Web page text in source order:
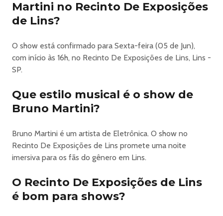
Crianças até 10 anos entrada franca.
Adultos acima de 60 anos entrada franca.
duvidas frequentes, caso ainda você tenha duvida entre
em contato com o SAC da MP Promoções +55 (11) 97266-
4950
https://www.ingresse.com/lins-rodeio-festival
Martini no Recinto De Exposições
de Lins?
O show está confirmado para Sexta-feira (05 de Jun),
com início às 16h, no Recinto De Exposições de Lins, Lins -
SP.
Que estilo musical é o show de
Bruno Martini?
Bruno Martini é um artista de Eletrônica. O show no
Recinto De Exposições de Lins promete uma noite
imersiva para os fãs do gênero em Lins.
O Recinto De Exposições de Lins
é bom para shows?